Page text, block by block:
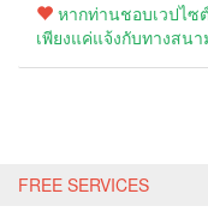
หากท่านชอบเวปไซ
เพียงแค่แจ้งกับทางสน
FREE SERVICES